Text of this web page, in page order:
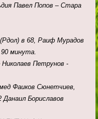
Павел Попов – Стара
в 68, Раиф Мурадов
минута.
Николаев Петрунов -
Фаиков Сюнетчиев,
Данаил Бориславов